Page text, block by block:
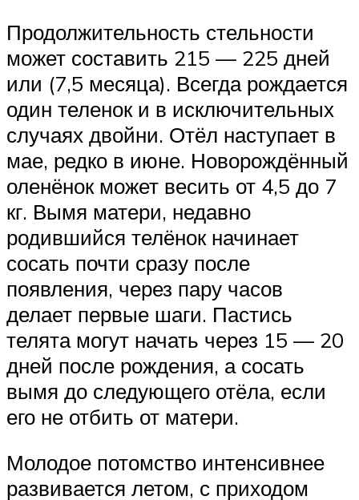
Продолжительность стельности
может составить 215 — 225 дней
или (7,5 месяца). Всегда рождается
один теленок и в исключительных
случаях двойни. Отёл наступает в
мае, редко в июне. Новорождённый
оленёнок может весить от 4,5 до 7
кг. Вымя матери, недавно
родившийся телёнок начинает
сосать почти сразу после
появления, через пару часов
делает первые шаги. Пастись
телята могут начать через 15 — 20
дней после рождения, а сосать
вымя до следующего отёла, если
его не отбить от матери.
Молодое потомство интенсивнее
развивается летом, с приходом